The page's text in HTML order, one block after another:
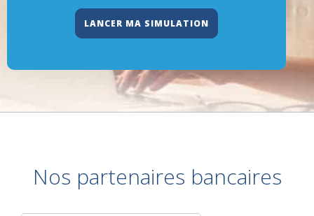
LANCER MA SIMULATION
Nos partenaires bancaires